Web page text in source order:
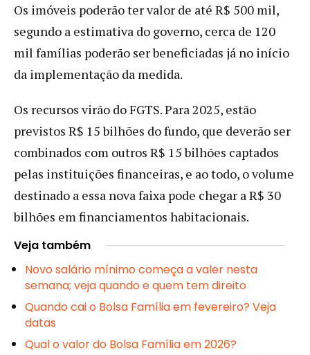
Os imóveis poderão ter valor de até R$ 500 mil,
segundo a estimativa do governo, cerca de 120
mil famílias poderão ser beneficiadas já no início
da implementação da medida.
Os recursos virão do FGTS. Para 2025, estão
previstos R$ 15 bilhões do fundo, que deverão ser
combinados com outros R$ 15 bilhões captados
pelas instituições financeiras, e ao todo, o volume
destinado a essa nova faixa pode chegar a R$ 30
bilhões em financiamentos habitacionais.
Veja também
Novo salário mínimo começa a valer nesta
semana; veja quando e quem tem direito
Quando cai o Bolsa Família em fevereiro? Veja
datas
Qual o valor do Bolsa Família em 2026?